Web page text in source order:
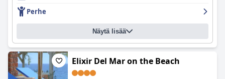
Perhe
Näytä lisää
Elixir Del Mar on the Beach